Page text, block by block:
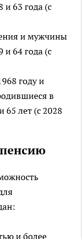
63 года (с
и мужчины
64 года (с
году и
в
65 лет (с 2028
и более